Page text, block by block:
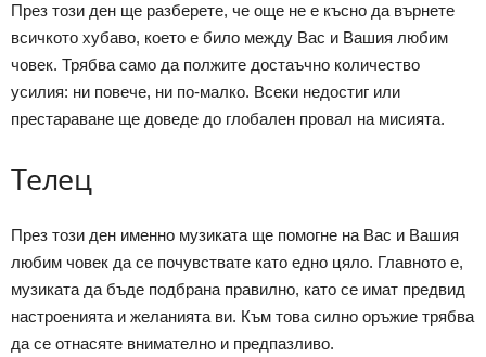
През този ден ще разберете, че още не е късно да върнете
всичкото хубаво, което е било между Вас и Вашия любим
човек. Трябва само да полжите достаъчно количество
усилия: ни повече, ни по-малко. Всеки недостиг или
престараване ще доведе до глобален провал на мисията.
Телец
През този ден именно музиката ще помогне на Вас и Вашия
любим човек да се почувствате като едно цяло. Главното е,
музиката да бъде подбрана правилно, като се имат предвид
настроенията и желанията ви. Към това силно оръжие трябва
да се отнасяте внимателно и предпазливо.